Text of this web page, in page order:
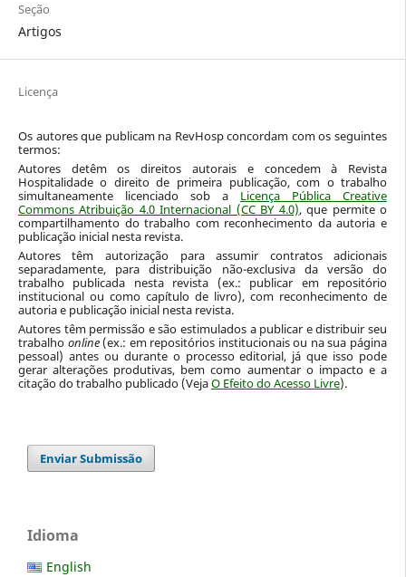
Seção
Artigos
Licença
Os autores que publicam na RevHosp concordam com os seguintes
termos:
Autores detêm os direitos autorais e concedem à Revista
Hospitalidade o direito de primeira publicação, com o trabalho
simultaneamente licenciado sob a Licença Pública Creative
Commons Atribuição 4.0 Internacional (CC BY 4.0), que permite o
compartilhamento do trabalho com reconhecimento da autoria e
publicação inicial nesta revista.
Autores têm autorização para assumir contratos adicionais
separadamente, para distribuição não-exclusiva da versão do
trabalho publicada nesta revista (ex.: publicar em repositório
institucional ou como capítulo de livro), com reconhecimento de
autoria e publicação inicial nesta revista.
Autores têm permissão e são estimulados a publicar e distribuir seu
trabalho online (ex.: em repositórios institucionais ou na sua página
pessoal) antes ou durante o processo editorial, já que isso pode
gerar alterações produtivas, bem como aumentar o impacto e a
citação do trabalho publicado (VejaO Efeito do Acesso Livre).
Enviar Submissão
Idioma
English